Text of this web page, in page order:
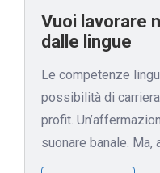
Vuoi lavorare
dalle lingue
Le competenze
possibilità di
profit.
suonare banale. Ma,